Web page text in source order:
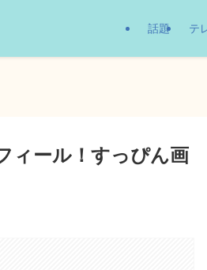
話題 テ
ィール！すっぴん画